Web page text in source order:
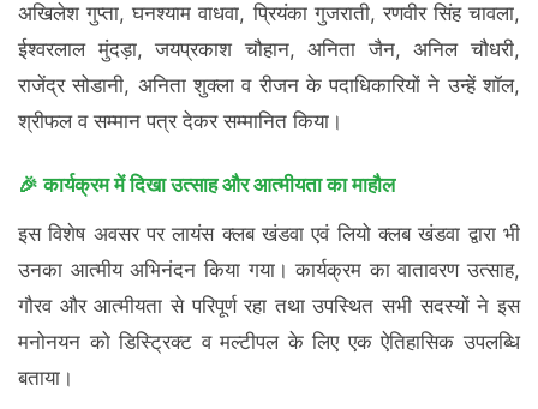
अखिलेश गुप्ता, घनश्याम वाधवा, प्रियंका गुजराती, रणवीर सिंह चावला,
ईश्वरलाल मुंदड़ा, जयप्रकाश चौहान, अनिता जैन, अनिल चौधरी,
राजेंद्र सोडानी, अनिता शुक्ला व रीजन के पदाधिकारियों ने उन्हें शॉल,
श्रीफल व सम्मान पत्र देकर सम्मानित किया।
🎉 कार्यक्रम में दिखा उत्साह और आत्मीयता का माहौल
इस विशेष अवसर पर लायंस क्लब खंडवा एवं लियो क्लब खंडवा द्वारा भी
उनका आत्मीय अभिनंदन किया गया। कार्यक्रम का वातावरण उत्साह,
गौरव और आत्मीयता से परिपूर्ण रहा तथा उपस्थित सभी सदस्यों ने इस
मनोनयन को डिस्ट्रिक्ट व मल्टीपल के लिए एक ऐतिहासिक उपलब्धि
बताया।